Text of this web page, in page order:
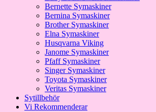
Bernette Symaskiner
Bernina Symaskiner
Brother Symaskiner
Elna Symaskiner
Husqvarna Viking
Janome Symaskiner
Pfaff Symaskiner
Singer Symaskiner
Toyota Symaskiner
Veritas Symaskiner
Sytillbehör
Vi Rekommenderar